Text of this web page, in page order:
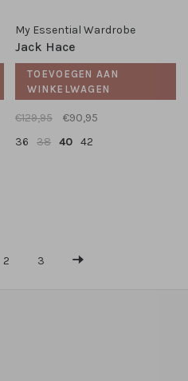
My Essential Wardrobe
Jack Hace
TOEVOEGEN AAN
WINKELWAGEN
€129,95
€90,95
36
38 40 42
2 3